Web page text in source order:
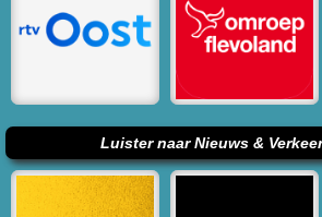
Luister naar Nieuws &